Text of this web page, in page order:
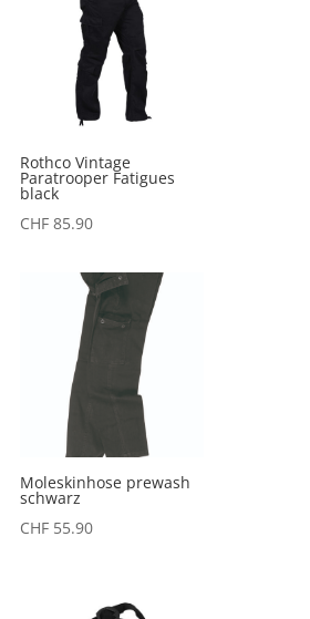
Rothco Vintage
Paratrooper Fatigues
black
CHF85.90
Moleskinhose prewash
schwarz
CHF55.90